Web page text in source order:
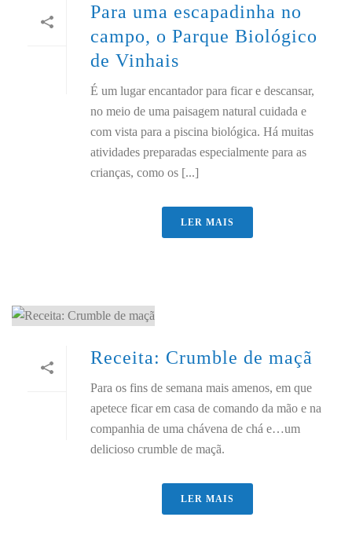
Para uma escapadinha no
campo, o Parque Biológico
de Vinhais
É um lugar encantador para ficar e descansar,
no meio de uma paisagem natural cuidada e
com vista para a piscina biológica. Há muitas
atividades preparadas especialmente para as
crianças, como os [...]
LER MAIS
Receita: Crumble de maçã
Para os fins de semana mais amenos, em que
apetece ficar em casa de comando da mão e na
companhia de uma chávena de chá e…um
delicioso crumble de maçã.
LER MAIS